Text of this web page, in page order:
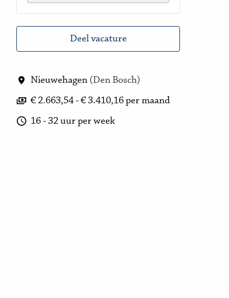
Deel vacature
Nieuwehagen (Den Bosch)
€ 2.663,54 - € 3.410,16 per maand
16 - 32 uur per week